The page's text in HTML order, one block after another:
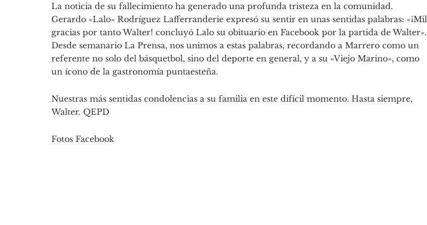
La noticia de su fallecimiento ha generado una profunda tristeza en la comunidad.
Gerardo «Lalo» Rodríguez Lafferranderie expresó su sentir en unas sentidas palabras: «¡Mil
gracias por tanto Walter! concluyó Lalo su obituario en Facebook por la partida de Walter».
Desde semanario La Prensa, nos unimos a estas palabras, recordando a Marrero como un
referente no solo del básquetbol, sino del deporte en general, y a su «Viejo Marino», como
un ícono de la gastronomía puntaesteña.
Nuestras más sentidas condolencias a su familia en este difícil momento. Hasta siempre,
Walter. QEPD
Fotos Facebook